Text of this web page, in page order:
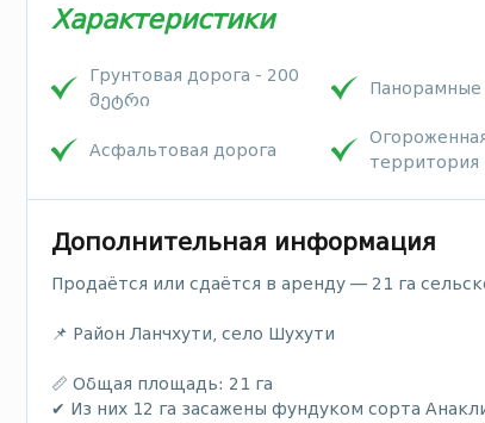
Характеристики
Грунтовая дорога - 200
მეტრი
Асфальтовая дорога
территория
Дополнительная информация
Продаётся или сдаётся в аренду — 21 га
📌 Район Ланчхути, село Шухути
📏 Общая площадь: 21 га
✔ Из них 12 га засажены фундуком сорта